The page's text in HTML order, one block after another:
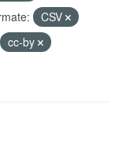
CSV
cc-by